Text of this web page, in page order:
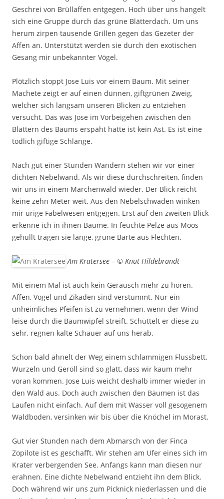
Geschrei von Brüllaffen entgegen. Hoch über uns hangelt
sich eine Gruppe durch das grüne Blätterdach. Um uns
herum zirpen tausende Grillen gegen das Gezeter der
Affen an. Unterstützt werden sie durch den exotischen
Gesang mir unbekannter Vögel.
Plötzlich stoppt Jose Luis vor einem Baum. Mit seiner
Machete zeigt er auf einen dünnen, giftgrünen Zweig,
welcher sich langsam unseren Blicken zu entziehen
versucht. Das was Jose im Vorbeigehen zwischen den
Blättern des Baums erspäht hatte ist kein Ast. Es ist eine
tödlich giftige Schlange.
Nach gut einer Stunden Wandern stehen wir vor einer
dichten Nebelwand. Als wir diese durchschreiten, finden
wir uns in einem Märchenwald wieder. Der Blick reicht
keine zehn Meter weit. Aus den Nebelschwaden winken
mir urige Fabelwesen entgegen. Erst auf den zweiten Blick
erkenne ich in ihnen Bäume. In feuchte Pelze aus Moos
gehüllt tragen sie lange, grüne Bärte aus Flechten.
Am Kratersee – © Knut Hildebrandt
Mit einem Mal ist auch kein Geräusch mehr zu hören.
Affen, Vögel und Zikaden sind verstummt. Nur ein
unheimliches Pfeifen ist zu vernehmen, wenn der Wind
leise durch die Baumwipfel streift. Schüttelt er diese zu
sehr, regnen kalte Schauer auf uns herab.
Schon bald ähnelt der Weg einem schlammigen Flussbett.
Wurzeln und Geröll sind so glatt, dass wir kaum mehr
voran kommen. Jose Luis weicht deshalb immer wieder in
den Wald aus. Doch auch zwischen den Bäumen ist das
Laufen nicht einfach. Auf dem mit Wasser voll gesogenem
Waldboden, versinken wir bis über die Knöchel im Morast.
Gut vier Stunden nach dem Abmarsch von der Finca
Zopilote ist es geschafft. Wir stehen am Ufer eines sich im
Krater verbergenden See. Anfangs kann man diesen nur
erahnen. Eine dichte Nebelwand entzieht ihn dem Blick.
Doch während wir uns zum Picknick niederlassen und die